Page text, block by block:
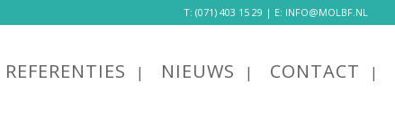
T: (071) 403 15 29 | E: INFO@MOLBF.NL
REFERENTIES NIEUWS CONTACT